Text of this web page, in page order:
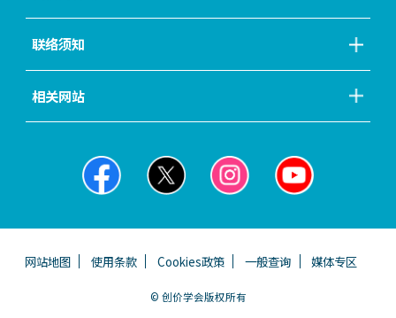
联络须知
相关网站
网站地图 使用条款 Cookies政策 一般查询 媒体专区
© 创价学会版权所有